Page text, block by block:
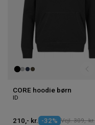
CORE hoodie børn
ID
210,- kr. -32% Vejl. 309,- kr.